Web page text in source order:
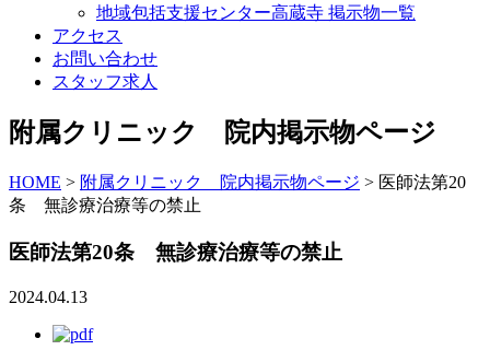
地域包括支援センター高蔵寺 掲示物一覧
アクセス
お問い合わせ
スタッフ求人
附属クリニック 院内掲示物ページ
HOME > 附属クリニック 院内掲示物ページ > 医師法第20
条 無診療治療等の禁止
医師法第20条 無診療治療等の禁止
2024.04.13